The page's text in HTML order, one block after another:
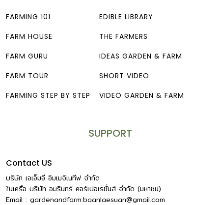
FARMING 101
FARM HOUSE
FARM GURU
FARM TOUR
FARMING STEP BY STEP
EDIBLE LIBRARY
THE FARMERS
IDEAS GARDEN & FARM
SHORT VIDEO
VIDEO GARDEN & FARM
SUPPORT
Contact US
บริษัท เอเอ็มอี อิมเมจิเนทีฟ จำกัด
ในเครือ บริษัท อมรินทร์ คอร์เปอเรชั่นส์ จำกัด (มหาชน)
Email : gardenandfarm.baanlaesuan@gmail.com